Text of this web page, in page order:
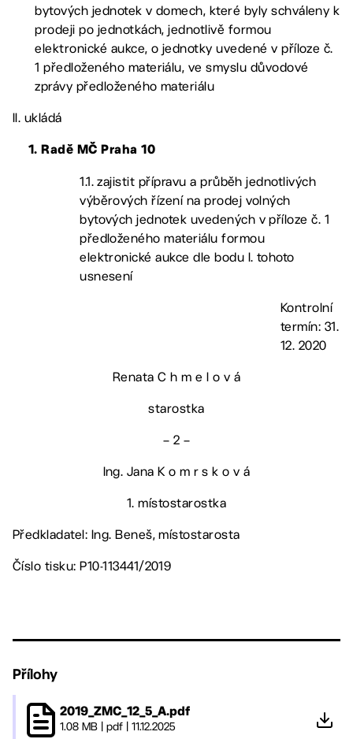
bytových jednotek v domech, které byly schváleny k
prodeji po jednotkách, jednotlivě formou
elektronické aukce, o jednotky uvedené v příloze č.
1 předloženého materiálu, ve smyslu důvodové
zprávy předloženého materiálu
II. ukládá
1. Radě MČ Praha 10
1.1. zajistit přípravu a průběh jednotlivých
výběrových řízení na prodej volných
bytových jednotek uvedených v příloze č. 1
předloženého materiálu formou
elektronické aukce dle bodu I. tohoto
usnesení
Kontrolní
termín: 31.
12. 2020
Renata C h m e l o v á
starostka
– 2 –
Ing. Jana K o m r s k o v á
1. místostarostka
Předkladatel: Ing. Beneš, místostarosta
Číslo tisku: P10-113441/2019
Přílohy
2019_ZMC_12_5_A.pdf
1.08 MB pdf 11.12.2025